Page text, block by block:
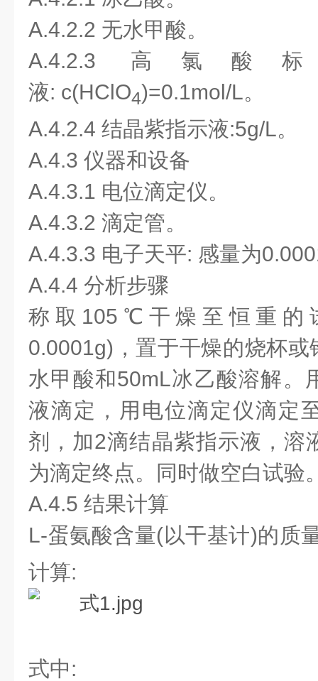
A.4.2.2 无水甲酸。
A.4.2.3 高氯酸
液: c(HClO4)=0.1mol/L。
A.4.2.4 结晶紫指示液:5g/L。
A.4.3 仪器和设备
A.4.3.1 电位滴定仪。
A.4.3.2 滴定管。
A.4.3.3 电子天平: 感量为
A.4.4 分析步骤
称取105℃干燥至恒重的
0.0001g)，置于干燥的烧杯
水甲酸和50mL冰乙酸溶解。
液滴定，用电位滴定仪滴定
剂，加2滴结晶紫指示液，溶
为滴定终点。同时做空白试验
A.4.5 结果计算
L-蛋氨酸含量(以干基计)的质
计算:
式中: